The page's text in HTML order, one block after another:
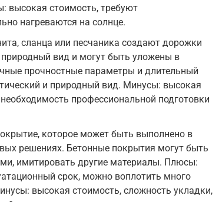
высокая стоимость, требуют
нагреваются на солнце.
сланца или песчаника создают дорожки
вид и могут быть уложены в
прочностные параметры и длительный
и природный вид. Минусы: высокая
профессиональной подготовки
которое может быть выполнено в
решениях. Бетонные покрытия могут быть
имитировать другие материалы. Плюсы:
срок, можно воплотить много
высокая стоимость, сложность укладки,